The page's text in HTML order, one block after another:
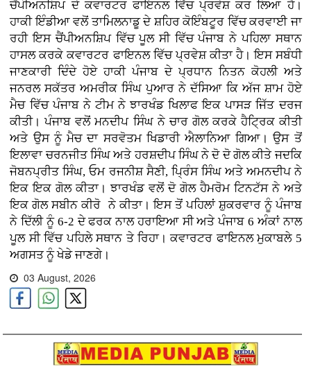
ਚੈਂਪੀਅਨਸ਼ਿਪ ਦੇ ਕਵਾਰਟਰ ਫਾਇਨਲ ਵਿੱਚ ਪ੍ਰਵੇਸ਼ ਕਰ ਲਿਆ ਹੈ।
ਹਾਕੀ ਇੰਡੀਆ ਵਲੋਂ ਤਾਮਿਲਨਾਡੂ ਦੇ ਸ਼ਹਿਰ ਕੋਇੰਬਟੂਰ ਵਿੱਚ ਕਰਵਾਈ ਜਾ
ਰਹੀ ਇਸ ਚੈਂਪੀਅਨਸ਼ਿਪ ਵਿੱਚ ਪੂਲ ਸੀ ਵਿੱਚ ਪੰਜਾਬ ਨੇ ਪਹਿਲਾ ਸਥਾਨ
ਹਾਸਲ ਕਰਕੇ ਕਵਾਰਟਰ ਫਾਇਨਲ ਵਿੱਚ ਪ੍ਰਵੇਸ਼ ਕੀਤਾ ਹੈ। ਇਸ ਸਬੰਧੀ
ਜਾਣਕਾਰੀ ਦਿੰਦੇ ਹੋਏ ਹਾਕੀ ਪੰਜਾਬ ਦੇ ਪ੍ਰਧਾਨ ਨਿਤਨ ਕੋਹਲੀ ਅਤੇ
ਜਨਰਲ ਸਕੱਤਰ ਅਮਰੀਕ ਸਿੰਘ ਪੁਆਰ ਨੇ ਦੱਸਿਆ ਕਿ ਅੱਜ ਸ਼ਾਮ ਹੋਏ
ਮੈਚ ਵਿੱਚ ਪੰਜਾਬ ਨੇ ਟੀਮ ਨੇ ਝਾਰਖੰਡ ਖਿਲਾਫ ਇਕ ਪਾਸੜ ਜਿੱਤ ਦਰਜ
ਕੀਤੀ। ਪੰਜਾਬ ਵਲੋਂ ਮਨਦੀਪ ਸਿੰਘ ਨੇ ਚਾਰ ਗੋਲ ਕਰਕੇ ਹੈਟ੍ਰਿਕ ਕੀਤੀ
ਅਤੇ ਉਸ ਨੂੰ ਮੈਚ ਦਾ ਸਰਵੋਤਮ ਖਿਡਾਰੀ ਐਲਾਨਿਆ ਗਿਆ। ਉਸ ਤੋਂ
ਇਲਾਵਾ ਚਰਨਜੀਤ ਸਿੰਘ ਅਤੇ ਹਰਸ਼ਦੀਪ ਸਿੰਘ ਨੇ ਦੋ ਦੋ ਗੋਲ ਕੀਤੇ ਜਦਕਿ
ਜੋਬਨਪ੍ਰੀਤ ਸਿੰਘ, ਓਮ ਰਜਨੀਸ਼ ਸੈਣੀ, ਪ੍ਰਿੰਸ ਸਿੰਘ ਅਤੇ ਅਮਨਦੀਪ ਨੇ
ਇਕ ਇਕ ਗੋਲ ਕੀਤਾ। ਝਾਰਖੰਡ ਵਲੋਂ ਦੋ ਗੋਲ ਹੈਮਰੋਮ ਟਿਨਟੱਸ ਨੇ ਅਤੇ
ਇਕ ਗੋਲ ਸਬੀਨ ਕੀਰੋ ਨੇ ਕੀਤਾ। ਇਸ ਤੋਂ ਪਹਿਲਾਂ ਸ਼ੁਕਰਵਾਰ ਨੂੰ ਪੰਜਾਬ
ਨੇ ਦਿੱਲੀ ਨੂੰ 6-2 ਦੇ ਫਰਕ ਨਾਲ ਹਰਾਇਆ ਸੀ ਅਤੇ ਪੰਜਾਬ 6 ਅੰਕਾਂ ਨਾਲ
ਪੂਲ ਸੀ ਵਿੱਚ ਪਹਿਲੇ ਸਥਾਨ ਤੇ ਰਿਹਾ। ਕਵਾਰਟਰ ਫਾਇਨਲ ਮੁਕਾਬਲੇ 5
ਅਗਸਤ ਨੂੰ ਖੇਡੇ ਜਾਣਗੇ।
03 August, 2026